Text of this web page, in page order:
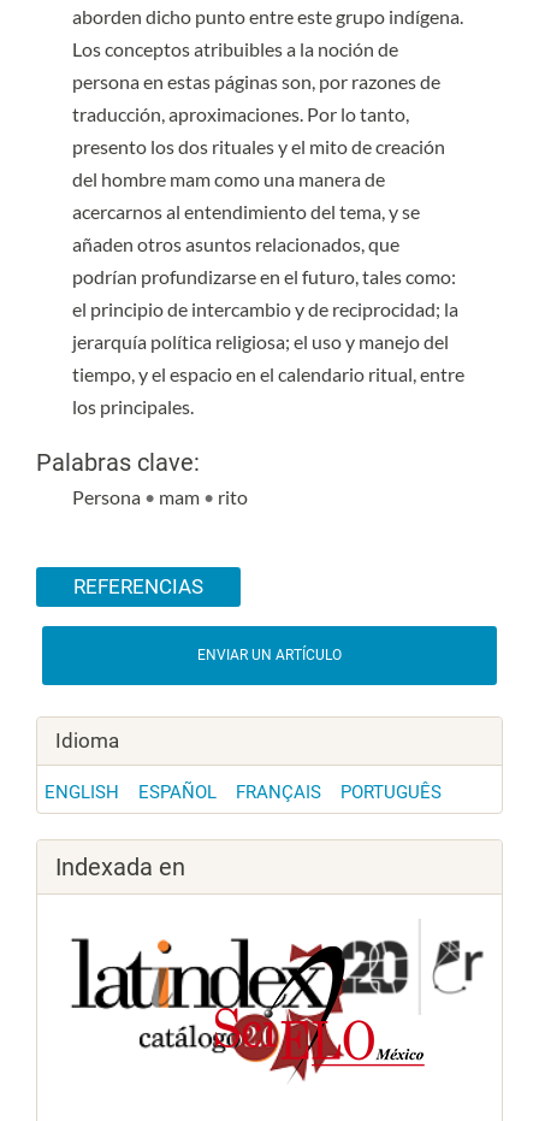
aborden dicho punto entre este grupo indígena.
Los conceptos atribuibles a la noción de
persona en estas páginas son, por razones de
traducción, aproximaciones. Por lo tanto,
presento los dos rituales y el mito de creación
del hombre mam como una manera de
acercarnos al entendimiento del tema, y se
añaden otros asuntos relacionados, que
podrían profundizarse en el futuro, tales como:
el principio de intercambio y de reciprocidad; la
jerarquía política religiosa; el uso y manejo del
tiempo, y el espacio en el calendario ritual, entre
los principales.
Palabras clave:
Persona • mam • rito
REFERENCIAS
ENVIAR UN ARTÍCULO
Idioma
ENGLISH ESPAÑOL FRANÇAIS PORTUGUÊS
Indexada en